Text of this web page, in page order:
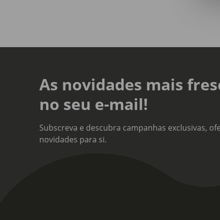
Não
As novidades mais
no seu e-mail!
Subscreva e descubra campanhas exclusivas,
novidades para si.